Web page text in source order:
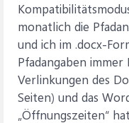
monatlich die
und ich im .docx-
Pfadangaben
Verlinkungen des
Seiten) und das
„Öffnungszeiten“